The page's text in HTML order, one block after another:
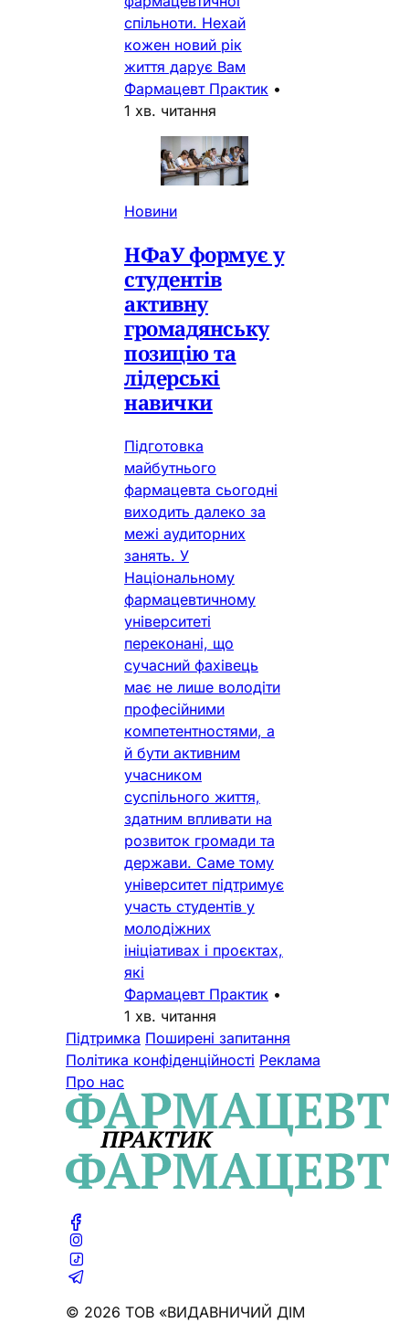
спільноти. Нехай
кожен новий рік
життя дарує Вам
Фармацевт Практик •
1 хв. читання
Новини
НФаУ формує у
студентів
активну
громадянську
позицію та
лідерські
навички
Підготовка
майбутнього
фармацевта сьогодні
виходить далеко за
межі аудиторних
занять. У
Національному
фармацевтичному
університеті
переконані, що
сучасний фахівець
має не лише володіти
професійними
компетентностями, а
й бути активним
учасником
суспільного життя,
здатним впливати на
розвиток громади та
держави. Саме тому
університет підтримує
участь студентів у
молодіжних
ініціативах і проєктах,
які
Фармацевт Практик •
1 хв. читання
Підтримка Поширені запитання
Політика конфіденційності Реклама
Про нас
© 2026 ТОВ «ВИДАВНИЧИЙ ДІМ